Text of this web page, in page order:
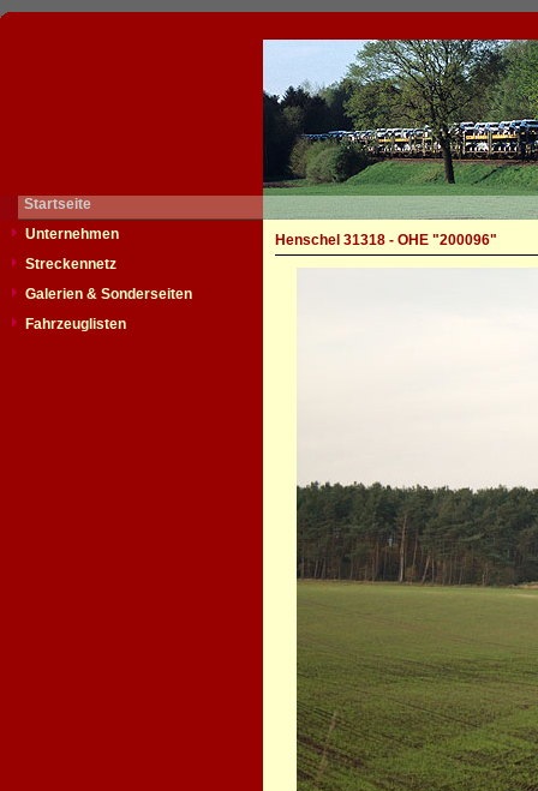
Startseite
Unternehmen
Streckennetz
Galerien & Sonderseiten
Fahrzeuglisten
Henschel 31318 - OHE "200096"